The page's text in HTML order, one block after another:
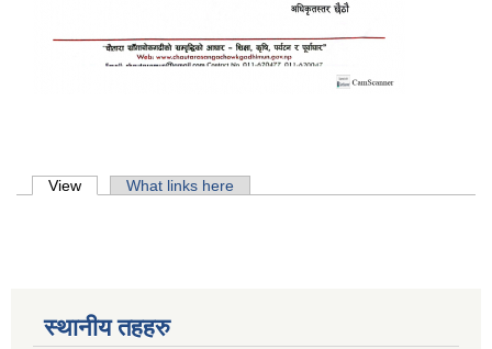
Primary tabs
View (active tab)What links here
स्थानीय तहहरु